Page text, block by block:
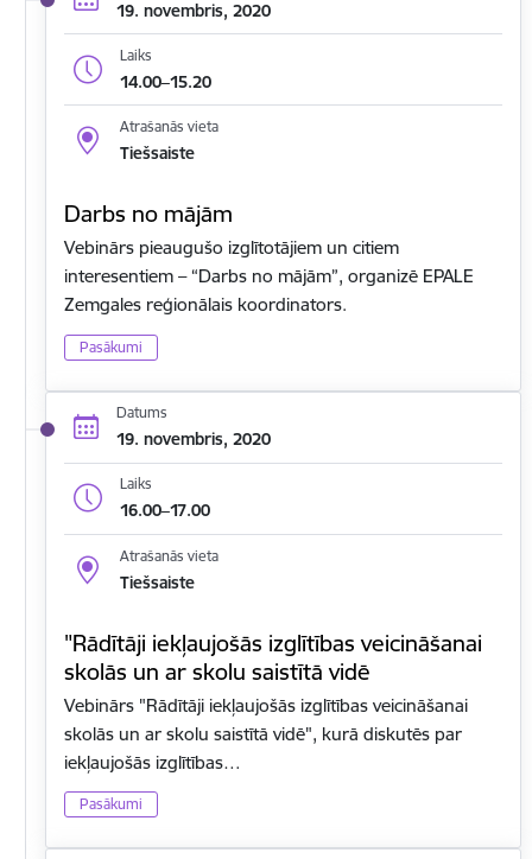
19. novembris, 2020
Laiks
14.00–15.20
Atrašanās vieta
Tiešsaiste
Darbs no mājām
Vebinārs pieaugušo izglītotājiem un citiem
interesentiem – “Darbs no mājām”, organizē EPALE
Zemgales reģionālais koordinators.
Pasākumi
Datums
19. novembris, 2020
Laiks
16.00–17.00
Atrašanās vieta
Tiešsaiste
"Rādītāji iekļaujošās izglītības veicināšanai
skolās un ar skolu saistītā vidē
Vebinārs "Rādītāji iekļaujošās izglītības veicināšanai
skolās un ar skolu saistītā vidē", kurā diskutēs par
iekļaujošās izglītības…
Pasākumi